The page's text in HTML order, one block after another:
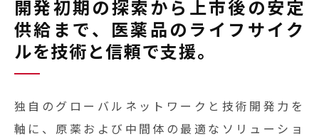
開発初期の探索から上市後の安定
供給まで、医薬品のライフサイク
ルを技術と信頼で支援。
独自のグローバルネットワークと技術開発力を
軸に、原薬および中間体の最適なソリューショ